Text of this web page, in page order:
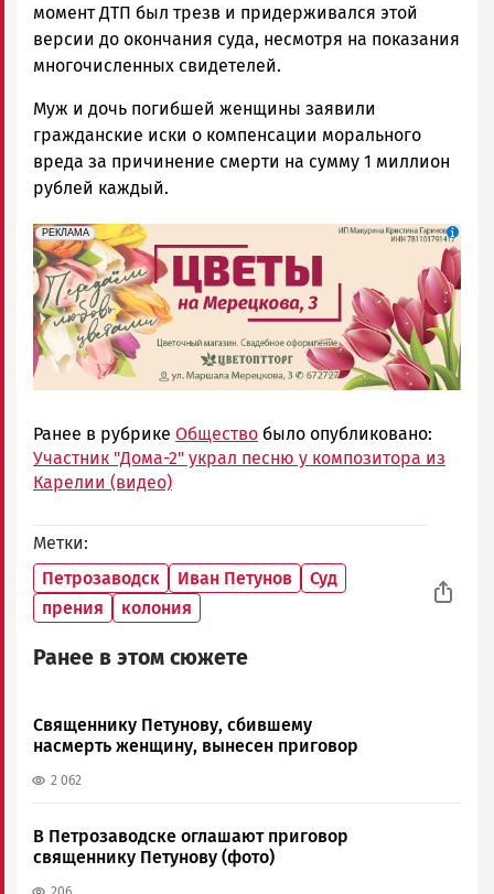
момент ДТП был трезв и придерживался этой
версии до окончания суда, несмотря на показания
многочисленных свидетелей.
Муж и дочь погибшей женщины заявили
гражданские иски о компенсации морального
вреда за причинение смерти на сумму 1 миллион
рублей каждый.
erid: 2SDnjdAF4V7
РЕКЛАМА
Реклама
Ранее в рубрике Общество было опубликовано:
Участник "Дома-2" украл песню у композитора из
Карелии (видео)
Метки
Петрозаводск
Иван Петунов
Суд
прения
колония
Ранее в этом сюжете
Священнику Петунову, сбившему
насмерть женщину, вынесен приговор
2 062
В Петрозаводске оглашают приговор
священнику Петунову (фото)